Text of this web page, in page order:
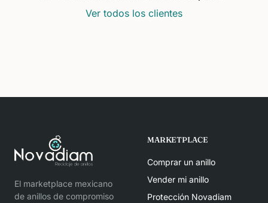
Ver todos los clientes
El marketplace mexicano
de anillos de compromiso
MARKETPLACE
Comprar un anillo
Vender mi anillo
Protección Novadiam